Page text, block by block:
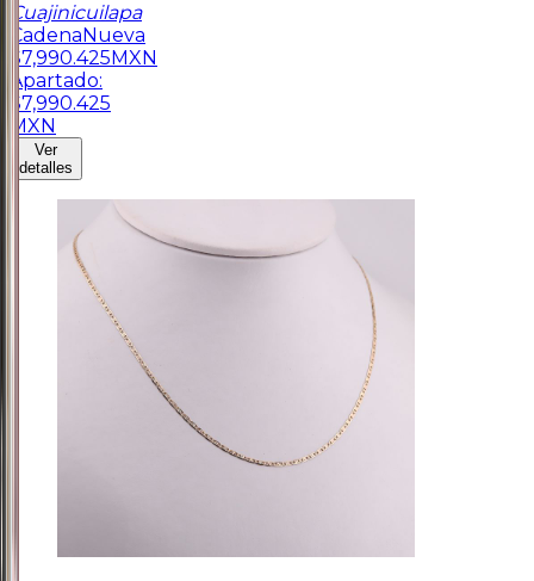
Cuajinicuilapa
CadenaNueva
$7,990.425MXN
Apartado:
$7,990.425
MXN
Ver
detalles